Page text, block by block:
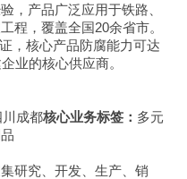
，产品广泛应用于铁路、
程，覆盖全国20余省市。
，核心产品防腐能力可达
业的核心供应商。
川成都核心业务标签： 多元
研究、开发、生产、销